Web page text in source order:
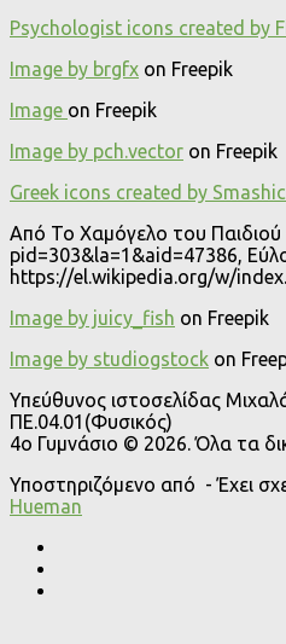
Psychologist icons created by
Image by brgfx on Freepik
Image on Freepik
Image by pch.vector on Freepik
Greek icons created by
Από Το Χαμόγελο του
pid=303&la=1&aid=47386,
https://el.wikipedia.org/w/
Image by juicy_fish on Freepik
Image by studiogstock on
Υπεύθυνος ιστοσελίδας
ΠΕ.04.01(Φυσικός)
4o Γυμνάσιο © 2026. Όλα τα
Υποστηριζόμενο από - Έχει
Ηueman